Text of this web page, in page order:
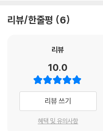
_[with AI] 포춘 쿠키 메시지 만들
_[바로 실습 48] 랜덤 문구 생성
_[바로 실습 50] 포춘 쿠키 앱 배포
Chapter 22 대시보드로 설문부
_[바로 실습 51] 페이지 기본 화면
_[바로 실습 52] 앱에 구글 폼 불러
_[바로 실습 53] 앱에 스프레드
_[바로 실습 54] 설문 앱 배포하기
★ 코딩 없이 간단하게, 코딩으로
이 책은 다양한 방식을 활용하여
자동화를 구현할 수 있도록 돕습니
_LEVEL 1 : 코드 없이 만드는 업무
앱시트(AppSheet)와 구글 사
로 출석부 앱, 상담 기록 시스템,
_LEVEL 2 : 파이썬 코드로 만드
파이썬을 활용해 한글(HWP) 문
마주하는 많은 상황에서 가짜 노
- 이제현 (한국에너지기술연구원 책임
장학사가 되어 인공지능의 놀라
민하며 준비했던 인기 교원 연수
리뷰/한줄평 6
리뷰
10.0
리뷰 쓰기
혜택 및 유의사항